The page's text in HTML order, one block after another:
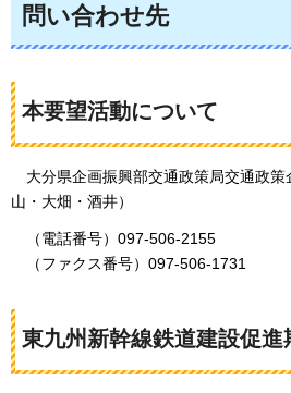
問い合わせ先
本要望活動について
大分県企画振興部交通政策局交通政策
山・大畑・酒井）
（電話番号）097-506-2155
（ファクス番号）097-506-1731
東九州新幹線鉄道建設促進